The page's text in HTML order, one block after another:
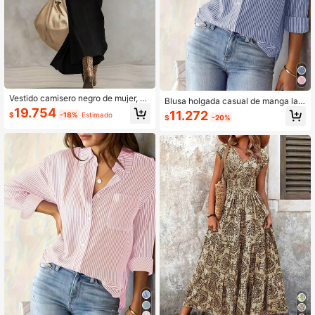
Vestido camisero negro de mujer, ve
stido ajustado de manga larga de m
alla transparente con cinturón, vesti
el trabajo, vestido de verano para m
$19.754 -18% Estimado
Blusa holgada casual de manga lar
ga a rayas para mujer, primavera
$11.272 -20%